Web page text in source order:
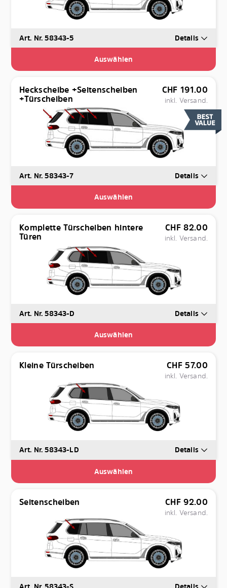
Art. Nr. 58343-5 Details
Auswählen
Heckscheibe +Seitenscheiben
+Türscheiben
CHF 191.00
inkl. Versand.
Art. Nr. 58343-7 Details
Auswählen
Komplette Türscheiben hintere
Türen
CHF 82.00
inkl. Versand.
Art. Nr. 58343-D Details
Auswählen
Kleine Türscheiben CHF 57.00
inkl. Versand.
Art. Nr. 58343-LD Details
Auswählen
Seitenscheiben CHF 92.00
inkl. Versand.
Art. Nr. 58343-S